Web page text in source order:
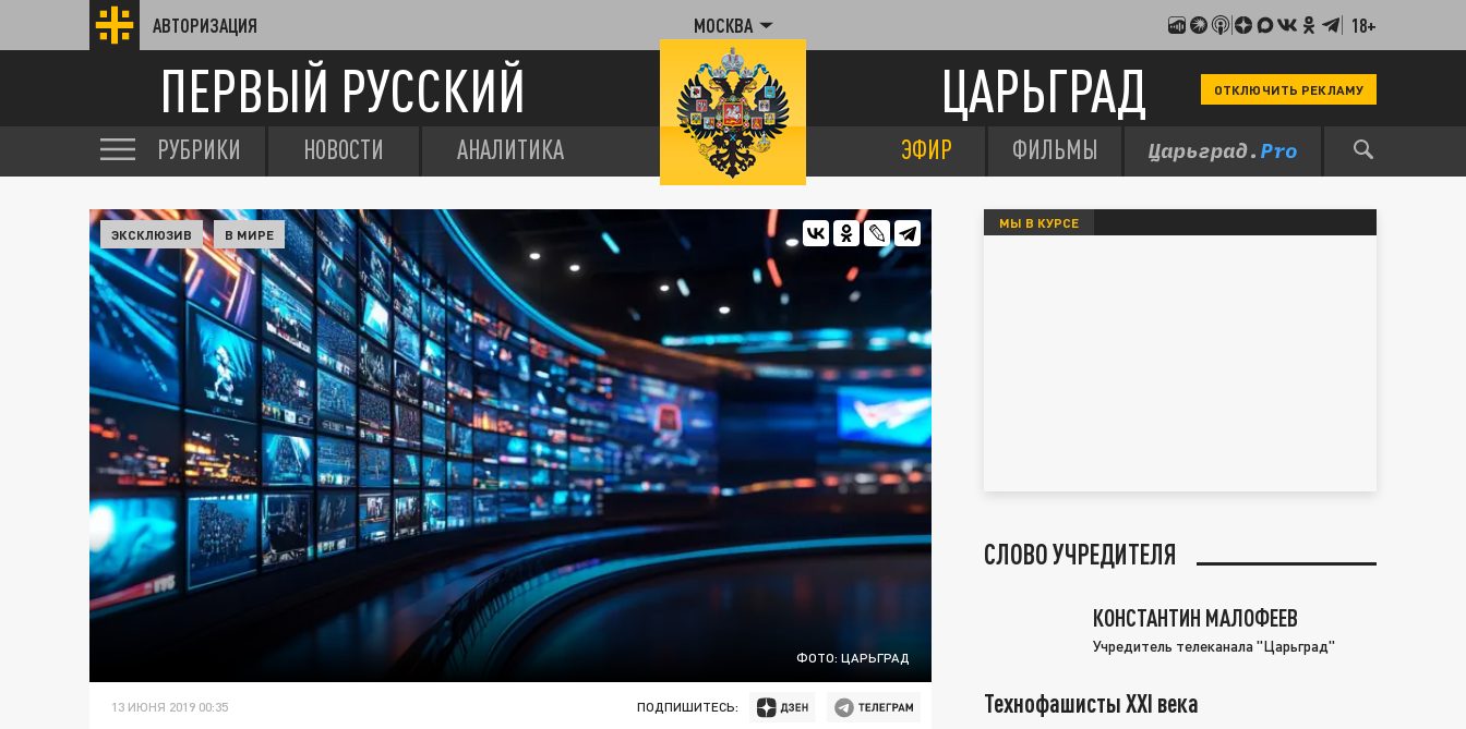
АВТОРИЗАЦИЯ МОСКВА 18+
ПЕРВЫЙ РУССКИЙ ЦАРЬГРАД ОТКЛЮЧИТЬ РЕКЛАМУ
РУБРИКИ НОВОСТИ АНАЛИТИКА ЭФИР ФИЛЬМЫ
ФОТО: ЦАРЬГРАД
ЭКСКЛЮЗИВ В МИРЕ
13 ИЮНЯ 2019 00:35 ПОДПИШИТЕСЬ:
МЫ В КУРСЕ
СЛОВО УЧРЕДИТЕЛЯ
КОНСТАНТИН МАЛОФЕЕВ
Учредитель телеканала "Царьград"
Технофашисты XXI века